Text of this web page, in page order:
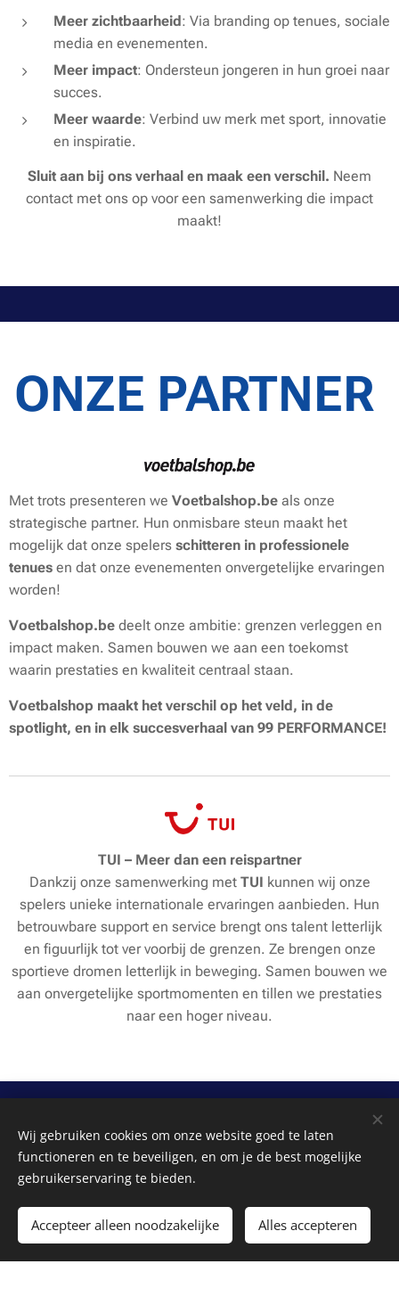
Meer zichtbaarheid: Via branding op tenues, sociale
media en evenementen.
Meer impact: Ondersteun jongeren in hun groei naar
succes.
Meer waarde: Verbind uw merk met sport, innovatie
en inspiratie.
Sluit aan bij ons verhaal en maak een verschil. Neem
contact met ons op voor een samenwerking die impact
maakt!
ONZE PARTNER
Met trots presenteren we Voetbalshop.be als onze
strategische partner. Hun onmisbare steun maakt het
mogelijk dat onze spelers schitteren in professionele
tenues en dat onze evenementen onvergetelijke ervaringen
worden!
Voetbalshop.be deelt onze ambitie: grenzen verleggen en
impact maken. Samen bouwen we aan een toekomst
waarin prestaties en kwaliteit centraal staan.
Voetbalshop maakt het verschil op het veld, in de
spotlight, en in elk succesverhaal van 99 PERFORMANCE!
TUI – Meer dan een reispartner
Dankzij onze samenwerking metTUI kunnen wij onze
spelers unieke internationale ervaringen aanbieden. Hun
betrouwbare support en service brengt ons talent letterlijk
en figuurlijk tot ver voorbij de grenzen. Ze brengen onze
sportieve dromen letterlijk in beweging. Samen bouwen we
aan onvergetelijke sportmomenten en tillen we prestaties
naar een hoger niveau.
Wij gebruiken cookies om onze website goed te laten
functioneren en te beveiligen, en om je de best mogelijke
gebruikerservaring te bieden.
Accepteer alleen noodzakelijke Alles accepteren